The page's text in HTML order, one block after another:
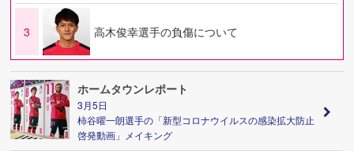
3 高木俊幸選手の負傷について
ホームタウンレポート
3月5日
柿谷曜一朗選手の「新型コロナウイルスの感染拡大防止
啓発動画」メイキング